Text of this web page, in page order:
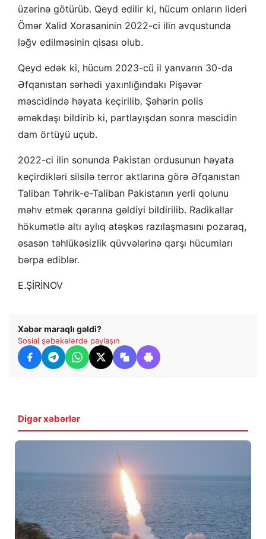
üzərinə götürüb. Qeyd edilir ki, hücum onların lideri
Ömər Xalid Xorasaninin 2022-ci ilin avqustunda
ləğv edilməsinin qisası olub.
Qeyd edək ki, hücum 2023-cü il yanvarın 30-da
Əfqanıstan sərhədi yaxınlığındakı Pişəvər
məscidində həyata keçirilib. Şəhərin polis
əməkdaşı bildirib ki, partlayışdan sonra məscidin
dam örtüyü uçub.
2022-ci ilin sonunda Pakistan ordusunun həyata
keçirdikləri silsilə terror aktlarına görə Əfqanıstan
Taliban Təhrik-e-Taliban Pakistanın yerli qolunu
məhv etmək qərarına gəldiyi bildirilib. Radikallar
hökumətlə altı aylıq atəşkəs razılaşmasını pozaraq,
əsasən təhlükəsizlik qüvvələrinə qarşı hücumları
bərpa ediblər.
E.ŞİRİNOV
Xəbər maraqlı gəldi?
Sosial şəbəkələrdə paylaşın
Digər xəbərlər